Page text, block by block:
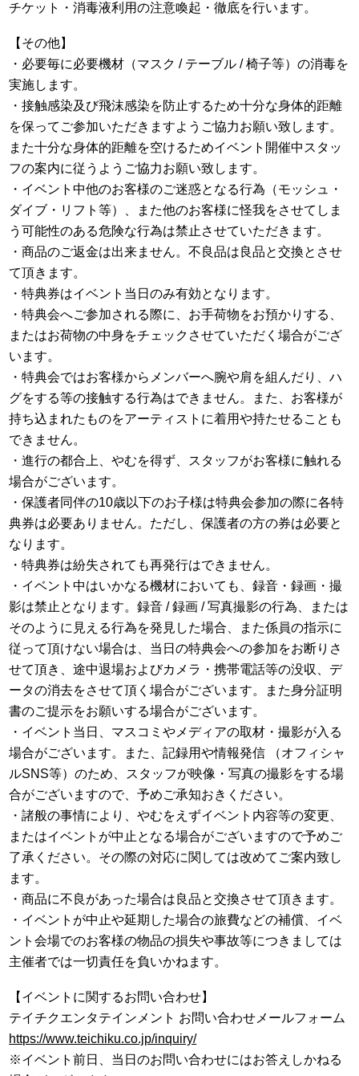
チケット・消毒液利用の注意喚起・徹底を行います。
【その他】
・必要毎に必要機材（マスク / テーブル / 椅子等）の消毒を
実施します。
・接触感染及び飛沫感染を防止するため十分な身体的距離
を保ってご参加いただきますようご協力お願い致します。
また十分な身体的距離を空けるためイベント開催中スタッ
フの案内に従うようご協力お願い致します。
・イベント中他のお客様のご迷惑となる行為（モッシュ・
ダイブ・リフト等）、また他のお客様に怪我をさせてしま
う可能性のある危険な行為は禁止させていただきます。
・商品のご返金は出来ません。不良品は良品と交換とさせ
て頂きます。
・特典券はイベント当日のみ有効となります。
・特典会へご参加される際に、お手荷物をお預かりする、
またはお荷物の中身をチェックさせていただく場合がござ
います。
・特典会ではお客様からメンバーへ腕や肩を組んだり、ハ
グをする等の接触する行為はできません。また、お客様が
持ち込まれたものをアーティストに着用や持たせることも
できません。
・進行の都合上、やむを得ず、スタッフがお客様に触れる
場合がございます。
・保護者同伴の10歳以下のお子様は特典会参加の際に各特
典券は必要ありません。ただし、保護者の方の券は必要と
なります。
・特典券は紛失されても再発行はできません。
・イベント中はいかなる機材においても、録音・録画・撮
影は禁止となります。録音 / 録画 / 写真撮影の行為、または
そのように見える行為を発見した場合、また係員の指示に
従って頂けない場合は、当日の特典会への参加をお断りさ
せて頂き、途中退場およびカメラ・携帯電話等の没収、デ
ータの消去をさせて頂く場合がございます。また身分証明
書のご提示をお願いする場合がございます。
・イベント当日、マスコミやメディアの取材・撮影が入る
場合がございます。また、記録用や情報発信 （オフィシャ
ルSNS等）のため、スタッフが映像・写真の撮影をする場
合がございますので、予めご承知おきください。
・諸般の事情により、やむをえずイベント内容等の変更、
またはイベントが中止となる場合がございますので予めご
了承ください。その際の対応に関しては改めてご案内致し
ます。
・商品に不良があった場合は良品と交換させて頂きます。
・イベントが中止や延期した場合の旅費などの補償、イベ
ント会場でのお客様の物品の損失や事故等につきましては
主催者では一切責任を負いかねます。
【イベントに関するお問い合わせ】
テイチクエンタテインメント お問い合わせメールフォーム
https://www.teichiku.co.jp/inquiry/
※イベント前日、当日のお問い合わせにはお答えしかねる